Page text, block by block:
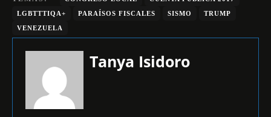
LGBTTTIQA+
PARAÍSOS FISCALES SISMO
TRUMP
VENEZUELA
Tanya Isidoro